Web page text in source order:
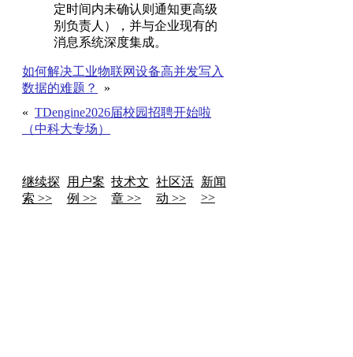
定时间内未确认则通知更高级
别负责人），并与企业现有的
消息系统深度集成。
如何解决工业物联网设备高并发写入
数据的难题？
»
« TDengine2026届校园招聘开始啦
（中科大专场）
继续探
索 >>
用户案
例 >>
技术文
章 >>
社区活
动 >>
新闻
>>